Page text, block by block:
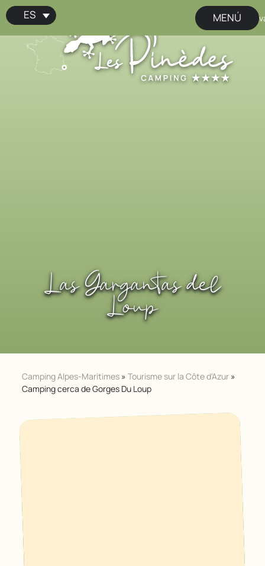
MENÚ
ES
Las Gargantas del
Loup
Camping Alpes-Maritimes »Tourisme sur la Côte d'Azur »
Camping cerca de Gorges Du Loup
📢